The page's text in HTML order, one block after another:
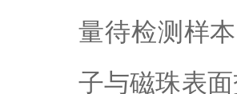
量待检测样
子与磁珠表